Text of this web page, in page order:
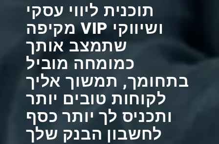
תוכנית ליווי עסקי
ושיווקי VIP מקיפה
שתמצב אותך
כמומחה מוביל
בתחומך, תמשוך אליך
לקוחות טובים יותר
ותכניס לך יותר כסף
לחשבון הבנק שלך